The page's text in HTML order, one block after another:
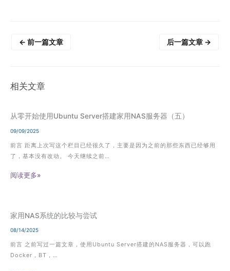
← 前一篇文章 后一篇文章 →
相关文章
从零开始使用Ubuntu Server搭建家用NAS服务器（五）
09/09/2025
前言 距离上次写这个栏目已经很久了，主要是因为之前的那些东西已经够用
了，基本没有改动。 今天继续之前…
阅读更多»
家用NAS系统的比较与尝试
08/14/2025
前言 之前写过一篇文章，使用Ubuntu Server搭建的NAS服务器，可以跑
Docker，BT，…